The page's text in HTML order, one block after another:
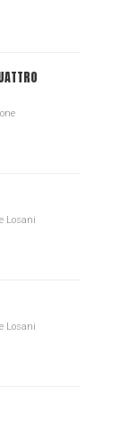
Losani
Losani